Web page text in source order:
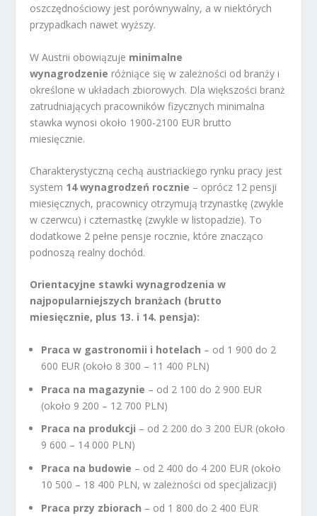
oszczędnościowy jest porównywalny, a w niektórych
przypadkach nawet wyższy.
W Austrii obowiązuje minimalne
wynagrodzenie różniące się w zależności od branży i
określone w układach zbiorowych. Dla większości branż
zatrudniających pracowników fizycznych minimalna
stawka wynosi około 1900-2100 EUR brutto
miesięcznie.
Charakterystyczną cechą austriackiego rynku pracy jest
system 14 wynagrodzeń rocznie – oprócz 12 pensji
miesięcznych, pracownicy otrzymują trzynastkę (zwykle
w czerwcu) i czternastkę (zwykle w listopadzie). To
dodatkowe 2 pełne pensje rocznie, które znacząco
podnoszą realny dochód.
Orientacyjne stawki wynagrodzenia w
najpopularniejszych branżach (brutto
miesięcznie, plus 13. i 14. pensja):
Praca w gastronomii i hotelach – od 1 900 do 2
600 EUR (około 8 300 – 11 400 PLN)
Praca na magazynie – od 2 100 do 2 900 EUR
(około 9 200 – 12 700 PLN)
Praca na produkcji – od 2 200 do 3 200 EUR (około
9 600 – 14 000 PLN)
Praca na budowie – od 2 400 do 4 200 EUR (około
10 500 – 18 400 PLN, w zależności od specjalizacji)
Praca przy zbiorach – od 1 800 do 2 400 EUR